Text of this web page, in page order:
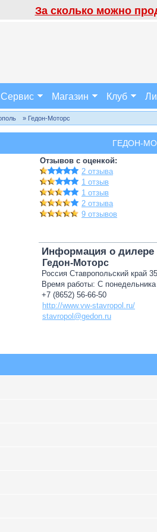
За сколько можно
Сервис Магазин Клуб
» Гедон-Моторс
ГЕДОН-
Отзывов с оценкой:
2 отзыва
1 отзыв
1 отзыв
2 отзыва
9 отзывов
Информация о дилере
Гедон-Моторс
Россия Ставропольский край
Время работы: С
+7 (8652) 56-66-50
http://www.vw-stavropol.ru/
stavropol@gedon.ru